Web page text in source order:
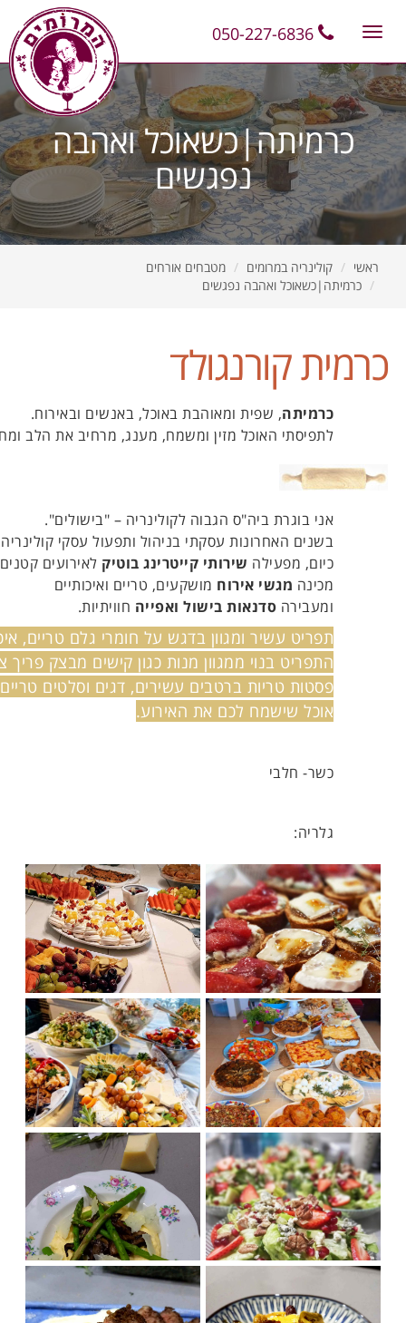
Toggle
כרמיתה|כשאוכל ואהבה
נפגשים
ראשי קולינריה במרומים
מטבחים אורחים
כרמיתה|כשאוכל ואהבה נפגשים
כרמית קורנגולד
כרמיתה, שפית ומאוהבת באוכל, באנשים ובאירוח.
לתפיסתי האוכל מזין ומשמח, מענג, מרחיב את הלב
אני בוגרת ביה"ס הגבוה לקולינריה – "בישולים".
בשנים האחרונות עסקתי בניהול ותפעול עסקי
כיום, מפעילה שירותי קייטרינג בוטיק לאירועים
מכינה מגשי אירוח מושקעים, טריים ואיכותיים
ומעבירה סדנאות בישול ואפייה חוויתיות.
תפריט עשיר ומגוון בדגש על חומרי גלם טריים,
התפריט בנוי ממגוון מנות כגון קישים מבצק פריך
פסטות טריות ברטבים עשירים, דגים וסלטים
אוכל שישמח לכם את האירוע.
כשר- חלבי
גלריה: